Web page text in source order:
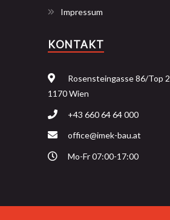
Impressum
KONTAKT
Rosensteingasse 86/Top 2
1170 Wien
+43 660 64 64 000
office@imek-bau.at
Mo-Fr 07:00-17:00